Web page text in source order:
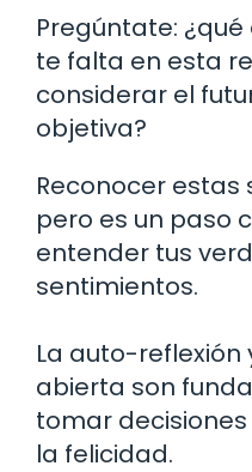
Pregúntate:
te falta en esta
considerar el
objetiva?
Reconocer estas
pero es un paso
entender tus
sentimientos.
La auto-reflexión
abierta son
tomar
la felicidad.